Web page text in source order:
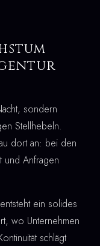
sondern
Stellhebeln.
dort an: bei den
und Anfragen
ein solides
wo Unternehmen
schlägt